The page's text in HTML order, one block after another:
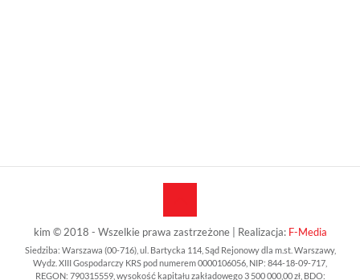
kim © 2018 - Wszelkie prawa zastrzeżone | Realizacja: F-Media
Siedziba: Warszawa (00-716), ul. Bartycka 114, Sąd Rejonowy dla m.st. Warszawy,
Wydz. XIII Gospodarczy KRS pod numerem 0000106056, NIP: 844-18-09-717,
REGON: 790315559, wysokość kapitału zakładowego 3 500 000,00 zł, BDO: